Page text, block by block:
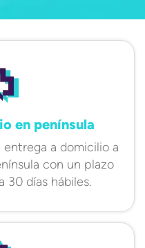
en península
a domicilio a
con un plazo
30 días hábiles.